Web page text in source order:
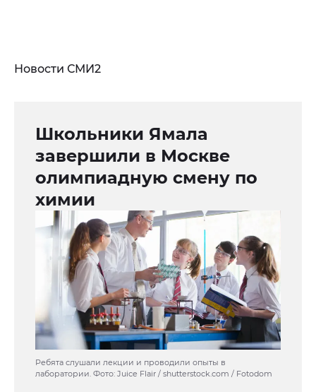
Новости СМИ2
Школьники Ямала
завершили в Москве
олимпиадную смену по
химии
Ребята слушали лекции и проводили опыты в
лаборатории. Фото: Juice Flair / shutterstock.com / Fotodom